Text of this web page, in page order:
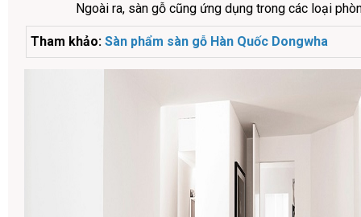
Ngoài ra, sàn gỗ cũng ứng dụng trong các loại
Tham khảo: Sàn phẩm sàn gỗ Hàn Quốc Dongwha